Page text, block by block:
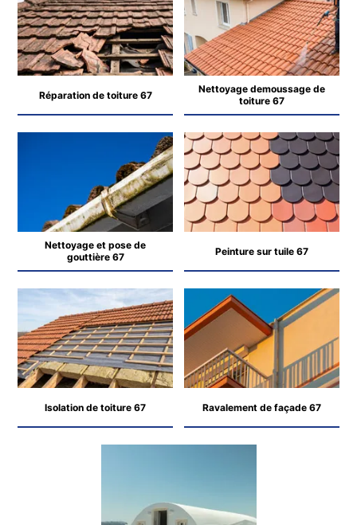
Réparation de toiture 67
Nettoyage demoussage de
toiture 67
Nettoyage et pose de
gouttière 67
Peinture sur tuile 67
Isolation de toiture 67 Ravalement de façade 67